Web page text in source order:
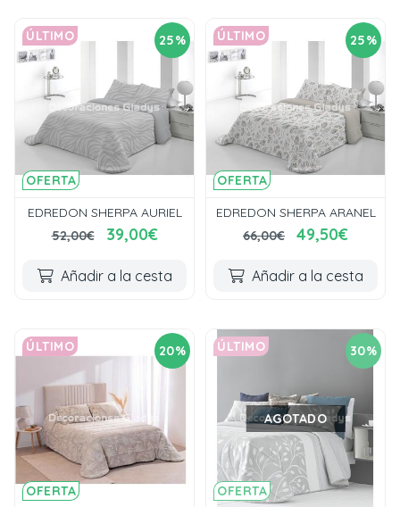
25%
OFERTA
ÚLTIMO
EDREDON SHERPA AURIEL
52,00€
39,00€
Añadir a la cesta
25%
OFERTA
ÚLTIMO
EDREDON SHERPA ARANEL
66,00€
49,50€
Añadir a la cesta
20%
OFERTA
ÚLTIMO 30%
OFERTA
ÚLTIMO
AGOTADO